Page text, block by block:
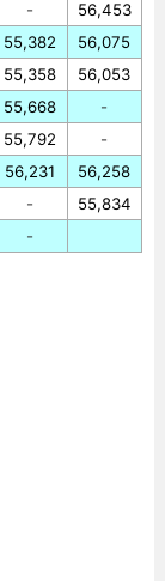
-
55,382
55,358
55,668
55,792
56,231
-
-
56,453
56,075
56,053
-
-
56,258
55,834